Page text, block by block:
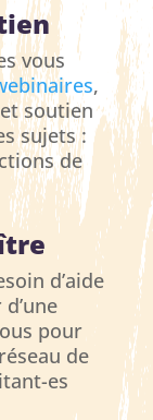
vous
,
soutien
sujets :
de
d’aide
pour
de
es